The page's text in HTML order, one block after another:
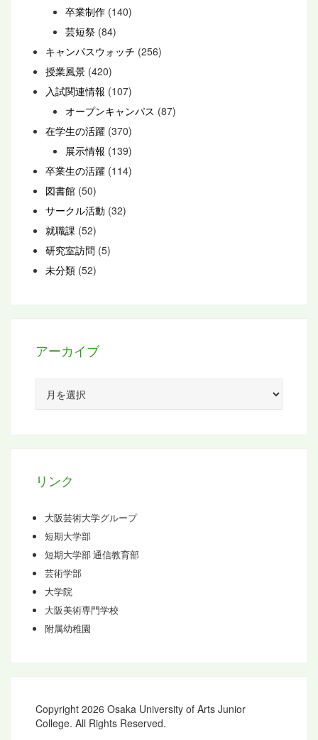
卒業制作 (140)
芸短祭 (84)
キャンパスウォッチ (256)
授業風景 (420)
入試関連情報 (107)
オープンキャンパス (87)
在学生の活躍 (370)
展示情報 (139)
卒業生の活躍 (114)
図書館 (50)
サークル活動 (32)
就職課 (52)
研究室訪問 (5)
未分類 (52)
アーカイブ
カ
リンク
大阪芸術大学グループ
短期大学部
短期大学部 通信教育部
芸術学部
大学院
大阪美術専門学校
附属幼稚園
Copyright 2026 Osaka University of Arts Junior
College. All Rights Reserved.